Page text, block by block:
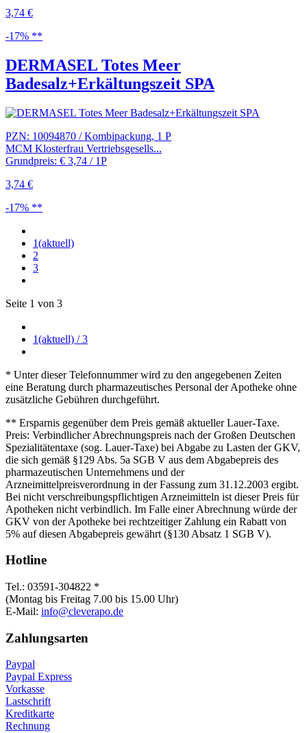
3,74 €
-17% **
DERMASEL Totes Meer
Badesalz+Erkältungszeit SPA
PZN: 10094870 / Kombipackung, 1 P
MCM Klosterfrau Vertriebsgesells...
Grundpreis: € 3,74 / 1P
3,74 €
-17% **
1(aktuell)
2
3
Seite 1 von 3
1(aktuell) / 3
* Unter dieser Telefonnummer wird zu den angegebenen Zeiten
eine Beratung durch pharmazeutisches Personal der Apotheke ohne
zusätzliche Gebühren durchgeführt.
** Ersparnis gegenüber dem Preis gemäß aktueller Lauer-Taxe.
Preis: Verbindlicher Abrechnungspreis nach der Großen Deutschen
Spezialitätentaxe (sog. Lauer-Taxe) bei Abgabe zu Lasten der GKV,
die sich gemäß §129 Abs. 5a SGB V aus dem Abgabepreis des
pharmazeutischen Unternehmens und der
Arzneimittelpreisverordnung in der Fassung zum 31.12.2003 ergibt.
Bei nicht verschreibungspflichtigen Arzneimitteln ist dieser Preis für
Apotheken nicht verbindlich. Im Falle einer Abrechnung würde der
GKV von der Apotheke bei rechtzeitiger Zahlung ein Rabatt von
5% auf diesen Abgabepreis gewährt (§130 Absatz 1 SGB V).
Hotline
Tel.: 03591-304822 *
(Montag bis Freitag 7.00 bis 15.00 Uhr)
E-Mail: info@cleverapo.de
Zahlungsarten
Paypal
Paypal Express
Vorkasse
Lastschrift
Kreditkarte
Rechnung